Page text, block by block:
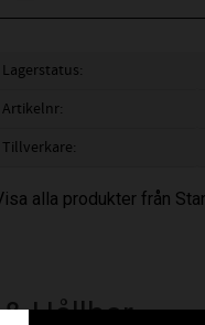
Lagerstatus
Artikelnr
Tillverkare
alla produkter från
Hållbar